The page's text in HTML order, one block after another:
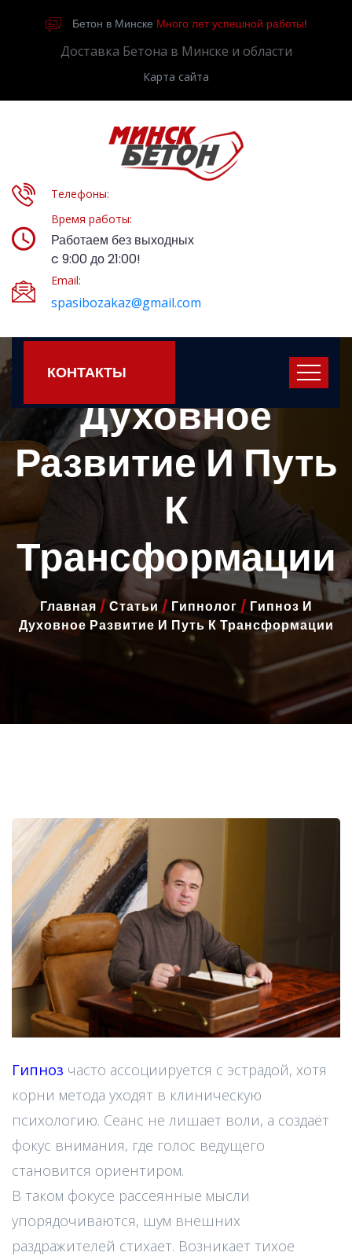
Бетон в Минске Много лет успешной работы!
Доставка Бетона в Минске и области
Карта сайта
Телефоны:
Время работы:
Работаем без выходных
c 9:00 до 21:00!
Email:
spasibozakaz@gmail.com
КОНТАКТЫГипноз И
Духовное
Развитие И Путь
К
Трансформации
Главная / Статьи / Гипнолог / Гипноз И
Духовное Развитие И Путь К Трансформации
Гипноз часто ассоциируется с эстрадой, хотя
корни метода уходят в клиническую
психологию. Сеанс не лишает воли, а создаёт
фокус внимания, где голос ведущего
становится ориентиром.
В таком фокусе рассеянные мысли
упорядочиваются, шум внешних
раздражителей стихает. Возникает тихое